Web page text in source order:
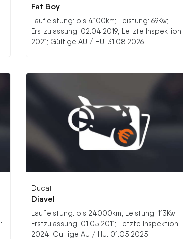
Fat Boy
Laufleistung: bis 4100km; Leistung: 69Kw;
Erstzulassung: 02.04.2019; Letzte Inspektion:
2021; Gültige AU / HU: 31.08.2026
Ducati
Diavel
Laufleistung: bis 24000km; Leistung: 113Kw;
Erstzulassung: 01.05.2011; Letzte Inspektion:
2024; Gültige AU / HU: 01.05.2025